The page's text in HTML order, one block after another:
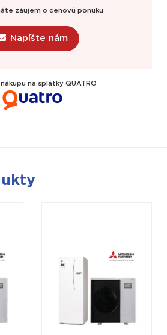
záujem o cenovú ponuku
Napíšte nám
na splátky QUATRO